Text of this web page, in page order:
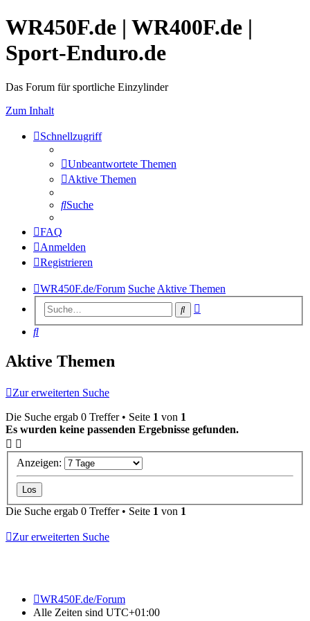
WR450F.de | WR400F.de |
Sport-Enduro.de
Das Forum für sportliche Einzylinder
Zum Inhalt
Schnellzugriff
Unbeantwortete Themen
Aktive Themen
Suche
FAQ
Anmelden
Registrieren
WR450F.de/Forum Suche Aktive Themen
Suche
Suche
Aktive Themen
Zur erweiterten Suche
Die Suche ergab 0 Treffer • Seite 1 von 1
Es wurden keine passenden Ergebnisse gefunden.
Anzeigen:
Die Suche ergab 0 Treffer • Seite 1 von 1
Zur erweiterten Suche
WR450F.de/Forum
Alle Zeiten sind UTC+01:00